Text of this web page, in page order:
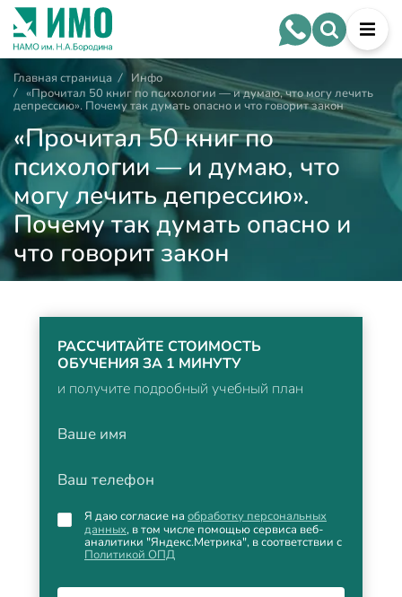
Главная страница /
Инфо
/ «Прочитал 50 книг по психологии — и думаю, что могу лечить
депрессию». Почему так думать опасно и что говорит закон
«Прочитал 50 книг по
психологии — и думаю, что
могу лечить депрессию».
Почему так думать опасно и
что говорит закон
РАССЧИТАЙТЕ СТОИМОСТЬ
ОБУЧЕНИЯ ЗА 1 МИНУТУ
и получите подробный учебный план
Ваше имя
Ваш телефон
Я даю согласие на обработку персональных
данных, в том числе помощью сервиса веб-
аналитики "Яндекс.Метрика", в соответствии с
Политикой ОПД